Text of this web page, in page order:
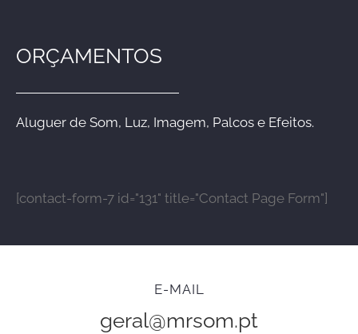
ORÇAMENTOS
Aluguer de Som, Luz, Imagem, Palcos e Efeitos.
[contact-form-7 id="131" title="Contact Page Form"]
E-MAIL
geral@mrsom.pt